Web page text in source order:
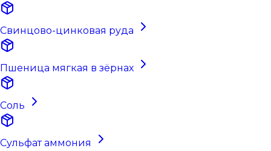
Свинцово-цинковая руда
Пшеница мягкая в зёрнах
Соль
Сульфат аммония